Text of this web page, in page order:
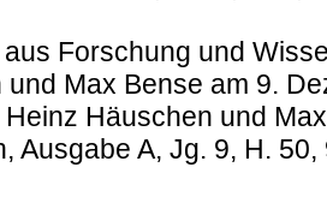
Forschung und
Max Bense am 9.
Häuschen und
Ausgabe A, Jg. 9, H.